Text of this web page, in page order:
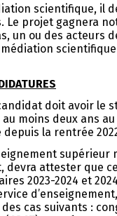
scientifique, il
Le projet gagnera
un ou des acteurs
doit avoir le
moins deux ans
la rentrée
supérieur
devra attester que
2023-2024 et
d’enseignement,
cas suivants :